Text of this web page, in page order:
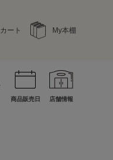
カート My本棚
商品販売日 店舗情報